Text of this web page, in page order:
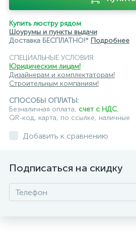
черные ЭРА Crystal Lux
Купить люстру рядом
Шоурумы и пункты выдачи
Доставка БЕСПЛАТНО!* Подробнее
СПЕЦИАЛЬНЫЕ УСЛОВИЯ:
Юридическим лицам!
Дизайнерам и комплектаторам!
Строительным компаниям!
СПОСОБЫ ОПЛАТЫ:
Безналичная оплата, счет с НДС,
QR-код, карта, по ссылке, наличные
Добавить к сравнению
Подписаться на скидку